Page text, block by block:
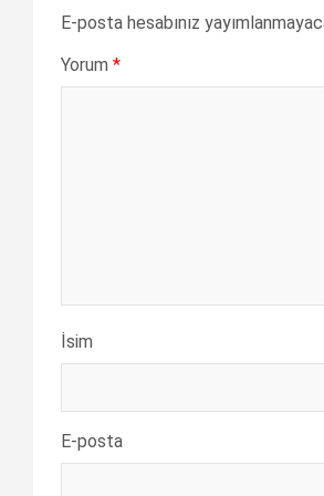
E-posta hesabınız
Yorum *
İsim
E-posta